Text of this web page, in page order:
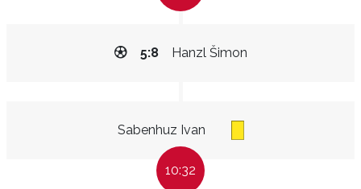
Hanzl Šimon
5:8
Sabenhuz Ivan
10:32